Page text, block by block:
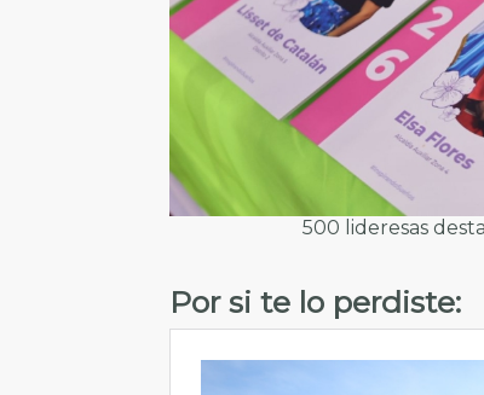
500 lideresas
Por si te lo perdiste: